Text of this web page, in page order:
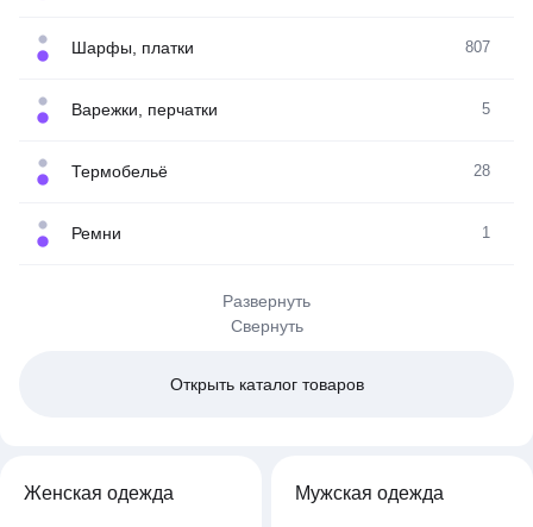
Шарфы, платки 807
Варежки, перчатки 5
Термобельё 28
Ремни 1
Развернуть
Свернуть
Открыть каталог товаров
Женская одежда Мужская одежда